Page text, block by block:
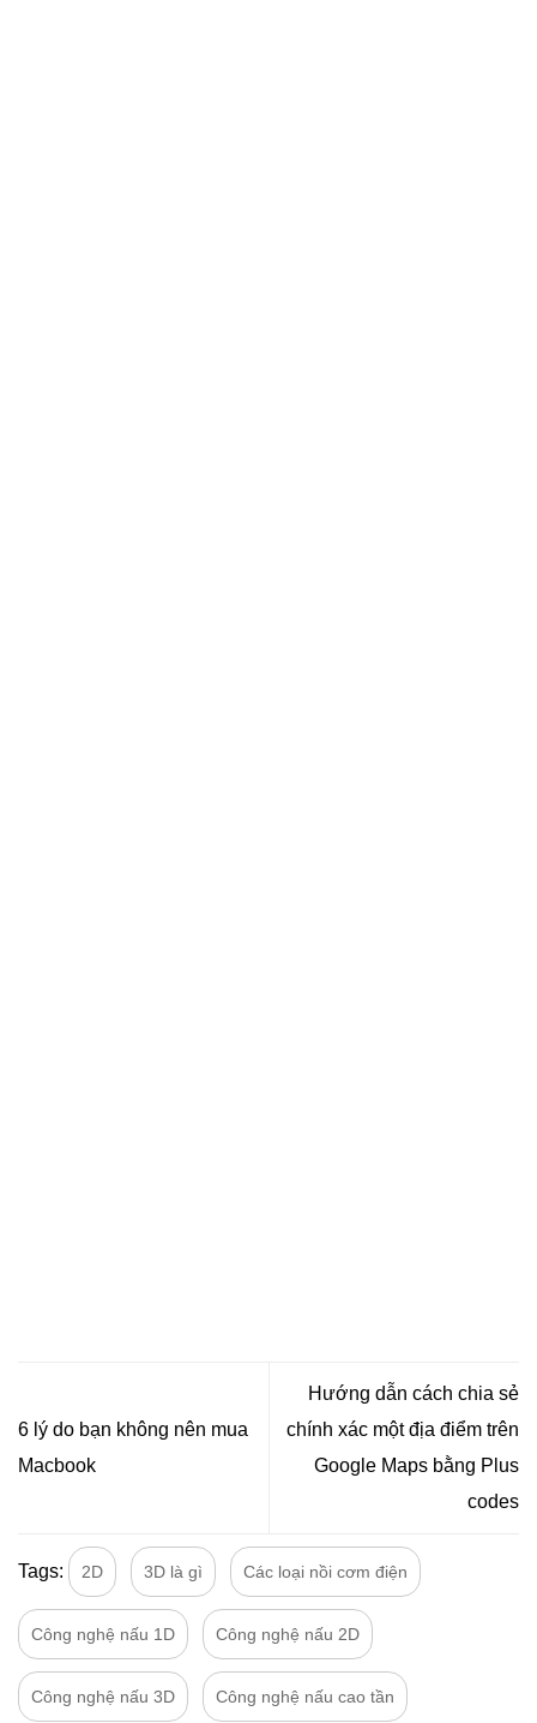
6 lý do bạn không nên mua
Macbook
Hướng dẫn cách chia sẻ
chính xác một địa điểm trên
Google Maps bằng Plus
codes
Tags: 2D 3D là gì Các loại nồi cơm điện
Công nghệ nấu 1D Công nghệ nấu 2D
Công nghệ nấu 3D Công nghệ nấu cao tần